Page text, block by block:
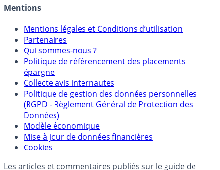
Mentions légales et Conditions d’utilisation
Partenaires
Qui sommes-nous ?
Politique de référencement des placements
épargne
Collecte avis internautes
Politique de gestion des données personnelles
(RGPD - Règlement Général de Protection des
Données)
Modèle économique
Mise à jour de données financières